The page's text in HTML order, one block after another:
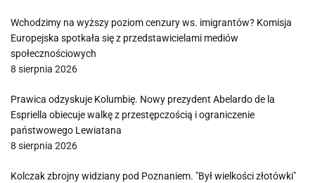
Wchodzimy na wyższy poziom cenzury ws. imigrantów? Komisja
Europejska spotkała się z przedstawicielami mediów
społecznościowych
8 sierpnia 2026
Prawica odzyskuje Kolumbię. Nowy prezydent Abelardo de la
Espriella obiecuje walkę z przestępczością i ograniczenie
państwowego Lewiatana
8 sierpnia 2026
Kolczak zbrojny widziany pod Poznaniem. "Był wielkości złotówki"